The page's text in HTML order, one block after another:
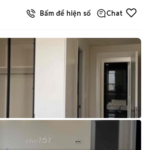
Bấm để hiện số Chat